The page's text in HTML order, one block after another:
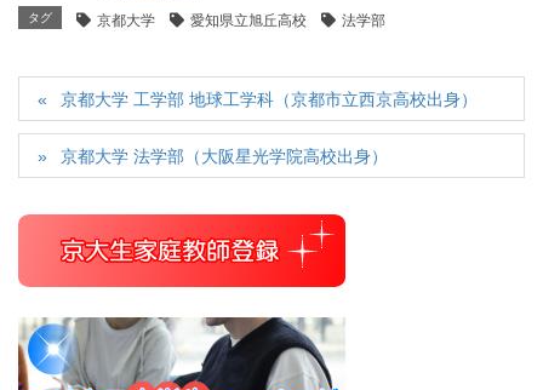
タグ 京都大学 愛知県立旭丘高校 法学部
京都大学 工学部 地球工学科（京都市立西京高校出身）
京都大学 法学部（大阪星光学院高校出身）